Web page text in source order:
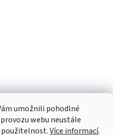
umožnili pohodlné
webu neustále
použitelnost.Více informací.